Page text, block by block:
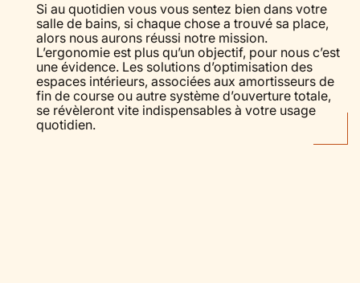
Si au quotidien vous vous sentez bien dans votre
salle de bains, si chaque chose a trouvé sa place,
alors nous aurons réussi notre mission.
L’ergonomie est plus qu’un objectif, pour nous c’est
une évidence. Les solutions d’optimisation des
espaces intérieurs, associées aux amortisseurs de
fin de course ou autre système d’ouverture totale,
se révèleront vite indispensables à votre usage
quotidien.